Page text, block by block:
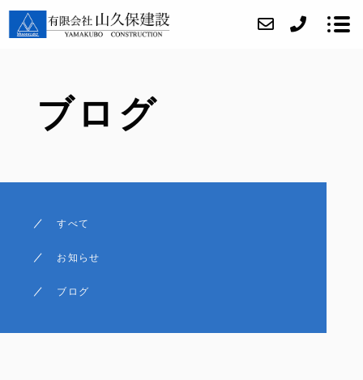
ブログ
すべて
お知らせ
ブログ